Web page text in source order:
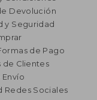
Devolución
y Seguridad
de Pago
de Clientes
Envío
Redes Sociales